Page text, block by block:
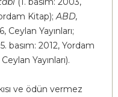
Kitap);ABD,
Ceylan Yayınları;
basım: 2012, Yordam
Yayınları).
ve ödün vermez